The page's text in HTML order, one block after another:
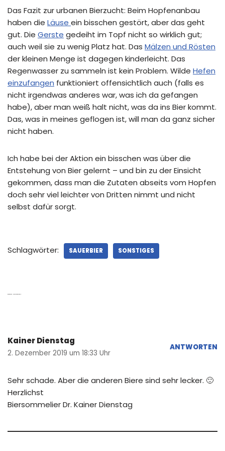
Das Fazit zur urbanen Bierzucht: Beim Hopfenanbau
haben die Läuse ein bisschen gestört, aber das geht
gut. Die Gerste gedeiht im Topf nicht so wirklich gut;
auch weil sie zu wenig Platz hat. Das Mälzen und Rösten
der kleinen Menge ist dagegen kinderleicht. Das
Regenwasser zu sammeln ist kein Problem. Wilde Hefen
einzufangen funktioniert offensichtlich auch (falls es
nicht irgendwas anderes war, was ich da gefangen
habe), aber man weiß halt nicht, was da ins Bier kommt.
Das, was in meines geflogen ist, will man da ganz sicher
nicht haben.
Ich habe bei der Aktion ein bisschen was über die
Entstehung von Bier gelernt – und bin zu der Einsicht
gekommen, dass man die Zutaten abseits vom Hopfen
doch sehr viel leichter von Dritten nimmt und nicht
selbst dafür sorgt.
Schlagwörter: SAUERBIER SONSTIGES
Kainer Dienstag
2. Dezember 2019 um 18:33 Uhr
ANTWORTEN
Sehr schade. Aber die anderen Biere sind sehr lecker. 🙂
Herzlichst
Biersommelier Dr. Kainer Dienstag